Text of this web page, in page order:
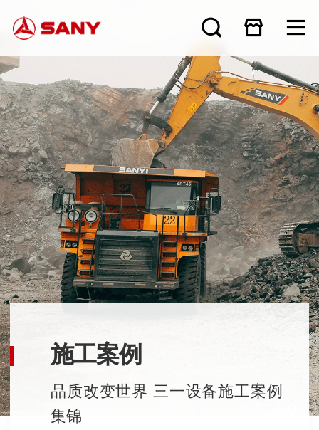
施工案例
品质改变世界 三一设备施工案例
集锦